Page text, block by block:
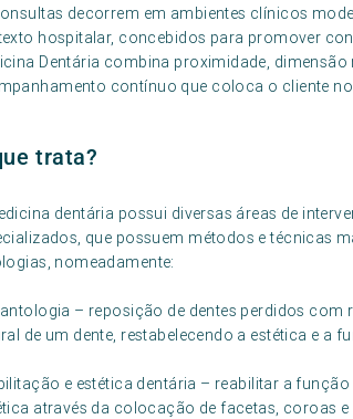
decorrem em ambientes clínicos
hospitalar, concebidos para promover
Dentária combina proximidade,
contínuo que coloca o cliente
trata?
dentária possui diversas áreas de
que possuem métodos e técnicas
nomeadamente:
– reposição de dentes perdidos com
de um dente, restabelecendo a estética e a
e estética dentária – reabilitar a
através da colocação de facetas, coroas e